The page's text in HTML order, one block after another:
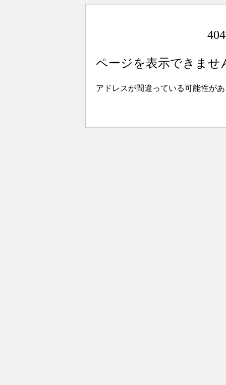
ページを表示できませ
アドレスが間違っている可能性が